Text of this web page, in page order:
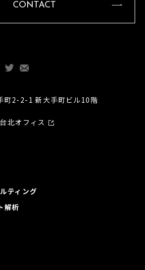
CONTACT
町2-2-1 新大手町ビル10階
台北オフィス
ティング
解析